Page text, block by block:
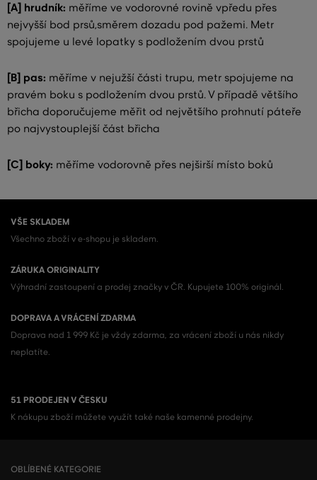
[A] hrudník: měříme ve vodorovné rovině vpředu přes
nejvyšší bod prsů,směrem dozadu pod pažemi. Metr
spojujeme u levé lopatky s podložením dvou prstů
[B] pas: měříme v nejužší části trupu, metr spojujeme na
pravém boku s podložením dvou prstů. V případě většího
břicha doporučujeme měřit od největšího prohnutí páteře
po najvystouplejší část břicha
[C] boky: měříme vodorovně přes nejširší místo boků
VŠE SKLADEM
Všechno zboží v e-shopu je skladem.
ZÁRUKA ORIGINALITY
Výhradní zastoupení a prodej značky v ČR. Kupujete 100% originál.
DOPRAVA A VRÁCENÍ ZDARMA
Doprava nad 1 999 Kč je vždy zdarma, za vrácení zboží u nás nikdy
neplatíte.
51 PRODEJEN V ČESKU
K nákupu zboží můžete využít také naše kamenné prodejny.
OBLÍBENÉ KATEGORIE